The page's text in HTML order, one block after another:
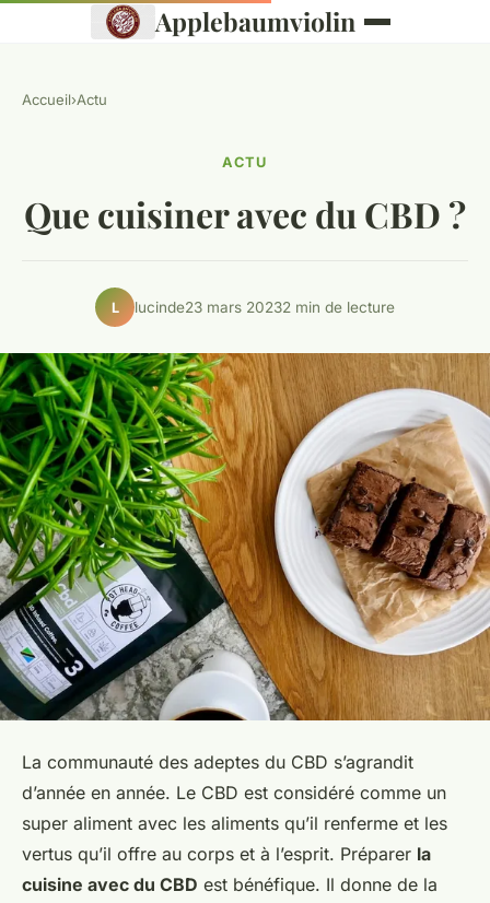
Applebaumviolin
Accueil›Actu
ACTU
Que cuisiner avec du CBD ?
L lucinde23 mars 20232 min de lecture
La communauté des adeptes du CBD s’agrandit
d’année en année. Le CBD est considéré comme un
super aliment avec les aliments qu’il renferme et les
vertus qu’il offre au corps et à l’esprit. Préparer la
cuisine avec du CBD est bénéfique. Il donne de la